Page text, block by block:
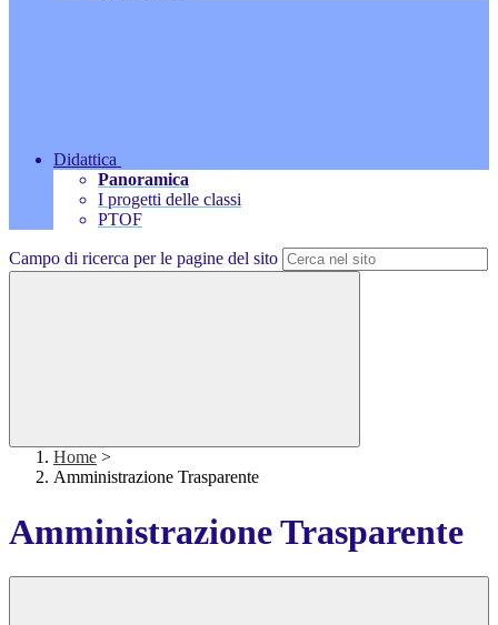
Didattica
Panoramica
I progetti delle classi
PTOF
Campo di ricerca per le pagine del sito
Home >
Amministrazione Trasparente
Amministrazione Trasparente